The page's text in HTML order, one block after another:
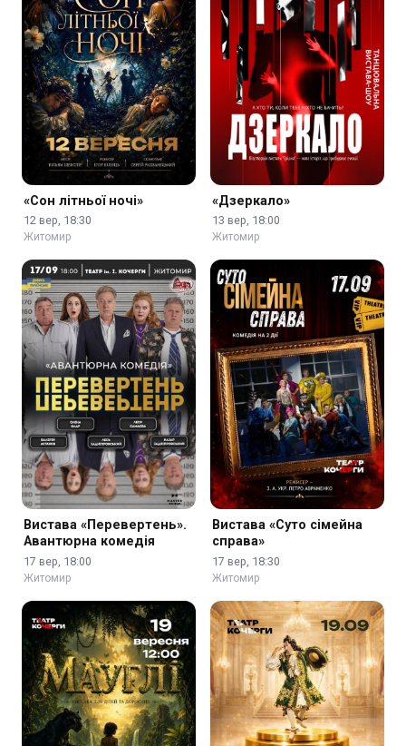
«Сон літньої ночі»
12 вер, 18:30
Житомир
«Дзеркало»
13 вер, 18:00
Житомир
Вистава «Перевертень».
Авантюрна комедія
17 вер, 18:00
Житомир
Вистава «Суто сімейна
справа»
17 вер, 18:30
Житомир